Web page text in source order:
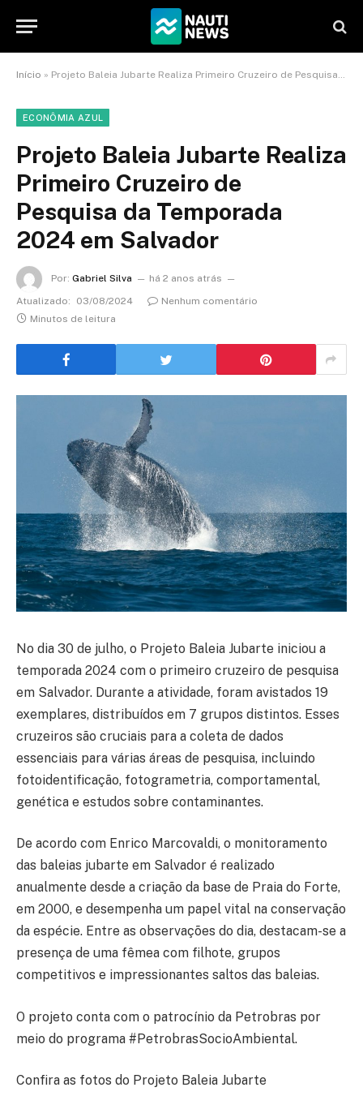
Início » Projeto Baleia Jubarte Realiza Primeiro Cruzeiro de Pesquisa da Temporada 2024 em Salvador
ECONÔMIA AZUL
Projeto Baleia Jubarte Realiza
Primeiro Cruzeiro de
Pesquisa da Temporada
2024 em Salvador
Por: Gabriel Silva
há 2 anos atrás
Atualizado:
03/08/2024
Nenhum comentário
Minutos de leitura
No dia 30 de julho, o Projeto Baleia Jubarte iniciou a
temporada 2024 com o primeiro cruzeiro de pesquisa
em Salvador. Durante a atividade, foram avistados 19
exemplares, distribuídos em 7 grupos distintos. Esses
cruzeiros são cruciais para a coleta de dados
essenciais para várias áreas de pesquisa, incluindo
fotoidentificação, fotogrametria, comportamental,
genética e estudos sobre contaminantes.
De acordo com Enrico Marcovaldi, o monitoramento
das baleias jubarte em Salvador é realizado
anualmente desde a criação da base de Praia do Forte,
em 2000, e desempenha um papel vital na conservação
da espécie. Entre as observações do dia, destacam-se a
presença de uma fêmea com filhote, grupos
competitivos e impressionantes saltos das baleias.
O projeto conta com o patrocínio da Petrobras por
meio do programa #PetrobrasSocioAmbiental.
Confira as fotos do Projeto Baleia Jubarte